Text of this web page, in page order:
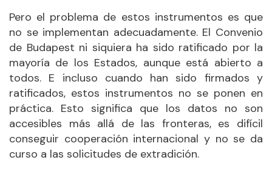
Pero el problema de estos instrumentos es que
no se implementan adecuadamente. El Convenio
de Budapest ni siquiera ha sido ratificado por la
mayoría de los Estados, aunque está abierto a
todos. E incluso cuando han sido firmados y
ratificados, estos instrumentos no se ponen en
práctica. Esto significa que los datos no son
accesibles más allá de las fronteras, es difícil
conseguir cooperación internacional y no se da
curso a las solicitudes de extradición.